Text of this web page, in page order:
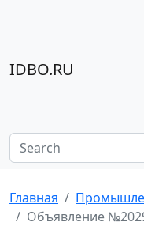
IDBO.RU
Главная
Объявление